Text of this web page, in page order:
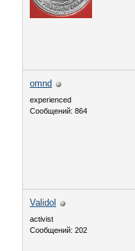
omnd
experienced
Сообщений: 864
Validol
activist
Сообщений: 202